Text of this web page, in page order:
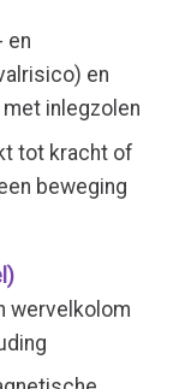
en
en
inlegzolen
tot kracht of
beweging
wervelkolom